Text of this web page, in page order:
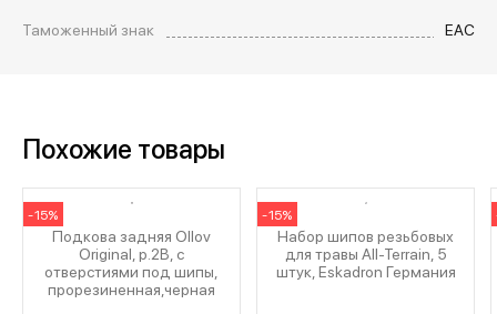
Таможенный знак
EAC
Похожие товары
-15%
Подкова задняя Ollov
Original, р.2B, с
отверстиями под шипы,
прорезиненная,черная
-15%
Набор шипов резьбовых
для травы All-Terrain, 5
штук, Eskadron Германия